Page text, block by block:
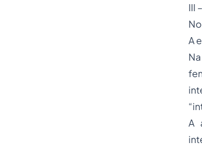
III
A
A